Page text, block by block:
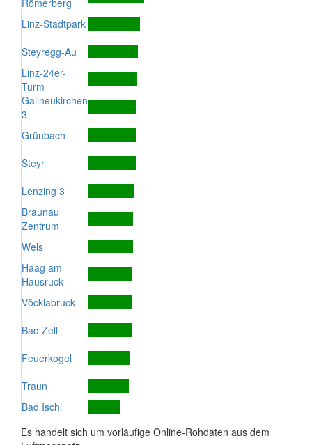
Römerberg
Linz-Stadtpark
Steyregg-Au
Linz-24er-
Turm
Gallneukirchen
3
Grünbach
Steyr
Lenzing 3
Braunau
Zentrum
Wels
Haag am
Hausruck
Vöcklabruck
Bad Zell
Feuerkogel
Traun
Bad Ischl
Es handelt sich um vorläufige Online-Rohdaten aus dem